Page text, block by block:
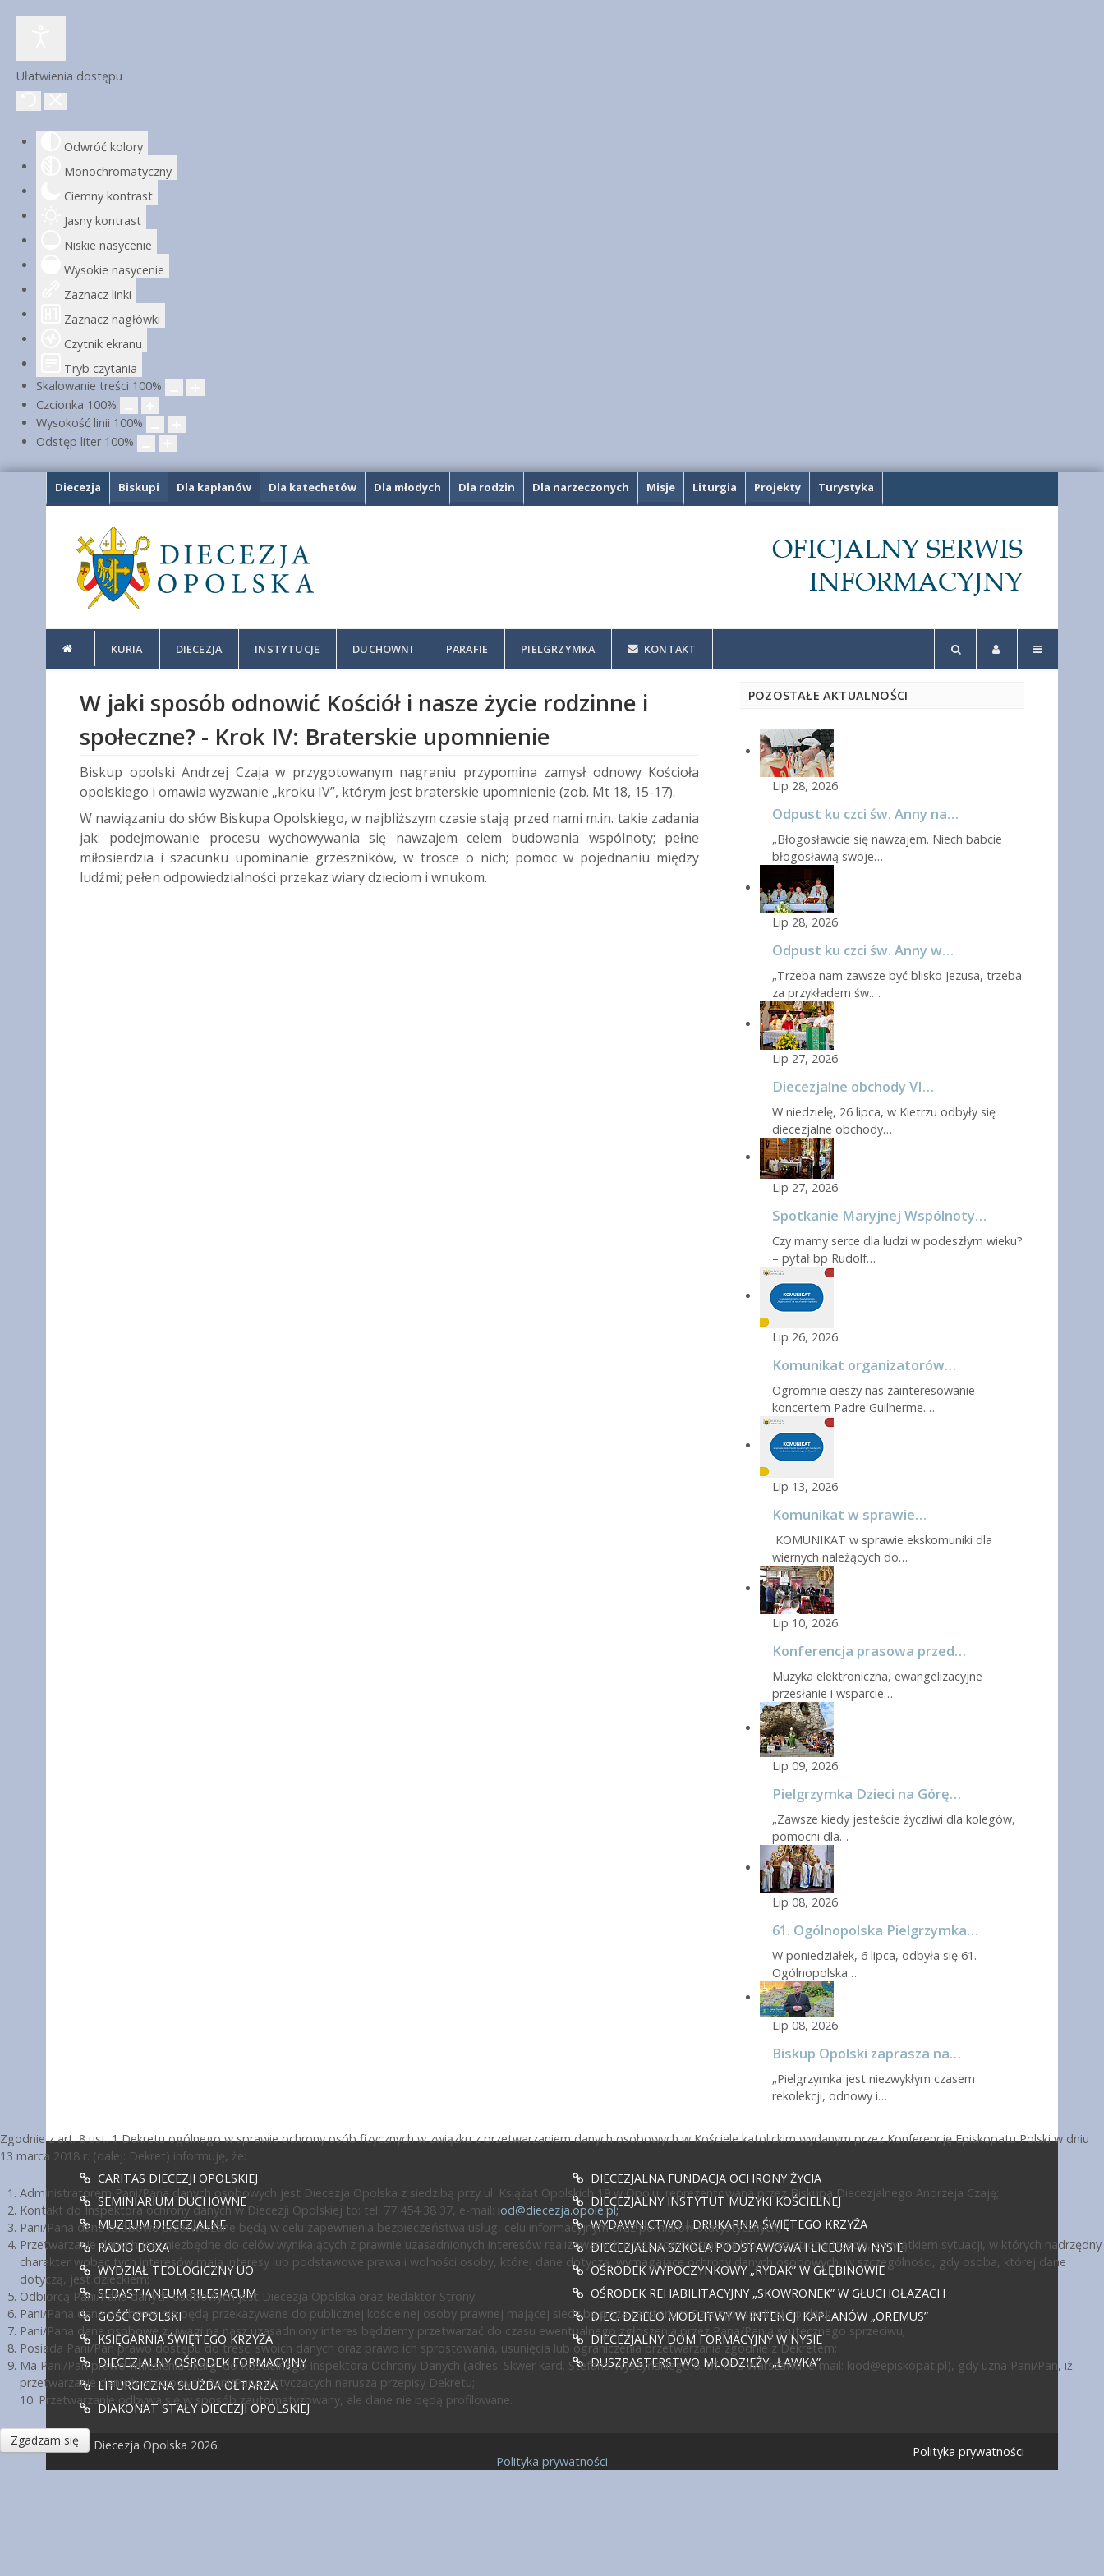
Ułatwienia dostępu
Odwróć kolory
Monochromatyczny
Ciemny kontrast
Jasny kontrast
Niskie nasycenie
Wysokie nasycenie
Zaznacz linki
Zaznacz nagłówki
Czytnik ekranu
Tryb czytania
Skalowanie treści 100%
Czcionka 100%
Wysokość linii 100%
Odstęp liter 100%
Diecezja Biskupi Dla kapłanów Dla katechetów Dla młodych Dla rodzin Dla narzeczonych Misje Liturgia Projekty Turystyka
KURIA DIECEZJA INSTYTUCJE DUCHOWNI PARAFIE PIELGRZYMKA KONTAKT
W jaki sposób odnowić Kościół i nasze życie rodzinne i
społeczne? - Krok IV: Braterskie upomnienie
Biskup opolski Andrzej Czaja w przygotowanym nagraniu przypomina zamysł odnowy Kościoła
opolskiego i omawia wyzwanie „kroku IV”, którym jest braterskie upomnienie (zob. Mt 18, 15-17).
W nawiązaniu do słów Biskupa Opolskiego, w najbliższym czasie stają przed nami m.in. takie zadania
jak: podejmowanie procesu wychowywania się nawzajem celem budowania wspólnoty; pełne
miłosierdzia i szacunku upominanie grzeszników, w trosce o nich; pomoc w pojednaniu między
ludźmi; pełen odpowiedzialności przekaz wiary dzieciom i wnukom.
POZOSTAŁE AKTUALNOŚCI
Lip 28, 2026
Odpust ku czci św. Anny na…
„Błogosławcie się nawzajem. Niech babcie
błogosławią swoje…
Lip 28, 2026
Odpust ku czci św. Anny w…
„Trzeba nam zawsze być blisko Jezusa, trzeba
za przykładem św.…
Lip 27, 2026
Diecezjalne obchody VI…
W niedzielę, 26 lipca, w Kietrzu odbyły się
diecezjalne obchody…
Lip 27, 2026
Spotkanie Maryjnej Wspólnoty…
Czy mamy serce dla ludzi w podeszłym wieku?
– pytał bp Rudolf…
Lip 26, 2026
Komunikat organizatorów…
Ogromnie cieszy nas zainteresowanie
koncertem Padre Guilherme.…
Lip 13, 2026
Komunikat w sprawie…
KOMUNIKAT w sprawie ekskomuniki dla
wiernych należących do…
Lip 10, 2026
Konferencja prasowa przed…
Muzyka elektroniczna, ewangelizacyjne
przesłanie i wsparcie…
Lip 09, 2026
Pielgrzymka Dzieci na Górę…
„Zawsze kiedy jesteście życzliwi dla kolegów,
pomocni dla…
Lip 08, 2026
61. Ogólnopolska Pielgrzymka…
W poniedziałek, 6 lipca, odbyła się 61.
Ogólnopolska…
Lip 08, 2026
Biskup Opolski zaprasza na…
„Pielgrzymka jest niezwykłym czasem
rekolekcji, odnowy i…
CARITAS DIECEZJI OPOLSKIEJ
SEMINIARIUM DUCHOWNE
MUZEUM DIECEZJALNE
RADIO DOXA
WYDZIAŁ TEOLOGICZNY UO
SEBASTIANEUM SILESIACUM
GOŚĆ OPOLSKI
KSIĘGARNIA ŚWIĘTEGO KRZYŻA
DIECEZJALNY OŚRODEK FORMACYJNY
LITURGICZNA SŁUŻBA OŁTARZA
DIAKONAT STAŁY DIECEZJI OPOLSKIEJ
DIECEZJALNA FUNDACJA OCHRONY ŻYCIA
DIECEZJALNY INSTYTUT MUZYKI KOŚCIELNEJ
WYDAWNICTWO I DRUKARNIA ŚWIĘTEGO KRZYŻA
DIECEZJALNA SZKOŁA PODSTAWOWA I LICEUM W NYSIE
OŚRODEK WYPOCZYNKOWY „RYBAK” W GŁĘBINOWIE
OŚRODEK REHABILITACYJNY „SKOWRONEK” W GŁUCHOŁAZACH
DIEC. DZIEŁO MODLITWY W INTENCJI KAPŁANÓW „OREMUS”
DIECEZJALNY DOM FORMACYJNY W NYSIE
DUSZPASTERSTWO MŁODZIEŻY „ŁAWKA”
© Diecezja Opolska 2026. Polityka prywatności
Zgodnie z art. 8 ust. 1 Dekretu ogólnego w sprawie ochrony osób fizycznych w związku z przetwarzaniem danych osobowych w Kościele katolickim wydanym przez Konferencję Episkopatu Polski w dniu
13 marca 2018 r. (dalej: Dekret) informuję, że:
Administratorem Pani/Pana danych osobowych jest Diecezja Opolska z siedzibą przy ul. Książąt Opolskich 19 w Opolu, reprezentowana przez Biskupa Diecezjalnego Andrzeja Czaję;
Kontakt do Inspektora ochrony danych w Diecezji Opolskiej to: tel. 77 454 38 37, e-mail: iod@diecezja.opole.pl;
Pani/Pana dane osobowe przetwarzane będą w celu zapewnienia bezpieczeństwa usług, celu informacyjnym oraz pomiarów statystycznych;
Przetwarzanie danych jest niezbędne do celów wynikających z prawnie uzasadnionych interesów realizowanych przez administratora lub przez stronę trzecią, z wyjątkiem sytuacji, w których nadrzędny
charakter wobec tych interesów mają interesy lub podstawowe prawa i wolności osoby, której dane dotyczą, wymagające ochrony danych osobowych, w szczególności, gdy osoba, której dane
dotyczą, jest dzieckiem;
Odbiorcą Pani/Pana danych osobowych jest Diecezja Opolska oraz Redaktor Strony.
Pani/Pana dane osobowe nie będą przekazywane do publicznej kościelnej osoby prawnej mającej siedzibę poza terytorium Rzeczypospolitej Polskiej;
Pani/Pana dane osobowe z uwagi na nasz uzasadniony interes będziemy przetwarzać do czasu ewentualnego zgłoszenia przez Pana/Panią skutecznego sprzeciwu;
Posiada Pani/Pan prawo dostępu do treści swoich danych oraz prawo ich sprostowania, usunięcia lub ograniczenia przetwarzania zgodnie z Dekretem;
Ma Pani/Pan prawo wniesienia skargi do Kościelnego Inspektora Ochrony Danych (adres: Skwer kard. Stefana Wyszyńskiego 6, 01-015 Warszawa, e-mail: kiod@episkopat.pl), gdy uzna Pani/Pan, iż
przetwarzanie danych osobowych Pani/Pana dotyczących narusza przepisy Dekretu;
10. Przetwarzanie odbywa się w sposób zautomatyzowany, ale dane nie będą profilowane.
Zgadzam się
Polityka prywatności